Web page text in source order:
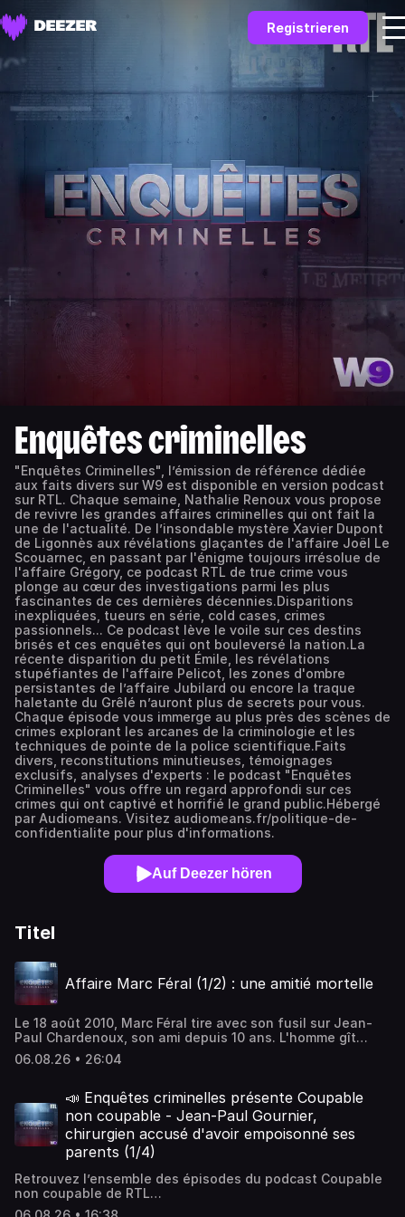
Registrieren
Enquêtes criminelles
"Enquêtes Criminelles", l’émission de référence dédiée
aux faits divers sur W9 est disponible en version podcast
sur RTL. Chaque semaine, Nathalie Renoux vous propose
de revivre les grandes affaires criminelles qui ont fait la
une de l'actualité. De l’insondable mystère Xavier Dupont
de Ligonnès aux révélations glaçantes de l'affaire Joël Le
Scouarnec, en passant par l'énigme toujours irrésolue de
l'affaire Grégory, ce podcast RTL de true crime vous
plonge au cœur des investigations parmi les plus
fascinantes de ces dernières décennies.Disparitions
inexpliquées, tueurs en série, cold cases, crimes
passionnels... Ce podcast lève le voile sur ces destins
brisés et ces enquêtes qui ont bouleversé la nation.La
récente disparition du petit Émile, les révélations
stupéfiantes de l'affaire Pelicot, les zones d'ombre
persistantes de l’affaire Jubilard ou encore la traque
haletante du Grêlé n’auront plus de secrets pour vous.
Chaque épisode vous immerge au plus près des scènes de
crimes explorant les arcanes de la criminologie et les
techniques de pointe de la police scientifique.Faits
divers, reconstitutions minutieuses, témoignages
exclusifs, analyses d'experts : le podcast "Enquêtes
Criminelles" vous offre un regard approfondi sur ces
crimes qui ont captivé et horrifié le grand public.Hébergé
par Audiomeans. Visitez audiomeans.fr/politique-de-
confidentialite pour plus d'informations.
Auf Deezer hören
Titel
Affaire Marc Féral (1/2) : une amitié mortelle
Le 18 août 2010, Marc Féral tire avec son fusil sur Jean-
Paul Chardenoux, son ami depuis 10 ans. L'homme gît
dans une mare de sang. Lorsque le SAMU arrive sur place,
il est déjà trop tard. La victime a succombé à ses
Après son acte, le forcené tente de se suicider, mais rate
son coup. En attendant de pouvoir être interrogé, il est
transféré de toute urgence à l'hôpital de Montpellier.
Dans la région d'Espalion, l'annonce du crime est
accueillie avec effroi. Alors pourquoi Marc Féral a-t-il tué
magazine de référence "Enquêtes Criminelles" a
désormais sa version podcast. Chaque semaine, Jean-
Marie Goix vous raconte une affaire emblématique qui
06.08.26 • 26:04
📣 Enquêtes criminelles présente Coupable
non coupable - Jean-Paul Gournier,
chirurgien accusé d'avoir empoisonné ses
parents (1/4)
Retrouvez l’ensemble des épisodes du podcast Coupable
non coupable de RTL
icihttps://podcasts.audiomeans.fr/l/coupable-non-